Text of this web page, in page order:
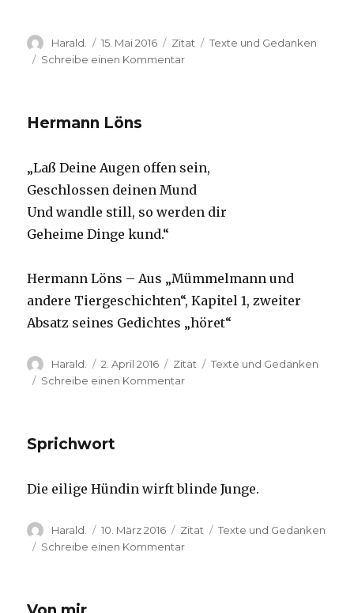
Autor
Harald.
Veröffentlicht
am
15. Mai 2016 Format
Zitat Kategorien
Texte und Gedanken
Schreibe einen Kommentarzu
Hermann Löns
„Laß Deine Augen offen sein,
Geschlossen deinen Mund
Und wandle still, so werden dir
Geheime Dinge kund.“
Hermann Löns – Aus „Mümmelmann und
andere Tiergeschichten“, Kapitel 1, zweiter
Absatz seines Gedichtes „höret“
Autor
Harald.
Veröffentlicht
am
2. April 2016 Format
Zitat Kategorien
Texte und Gedanken
Schreibe einen Kommentarzu
Sprichwort
Die eilige Hündin wirft blinde Junge.
Autor
Harald.
Veröffentlicht
am
10. März 2016 Format
Zitat Kategorien
Texte und Gedanken
Schreibe einen Kommentarzu